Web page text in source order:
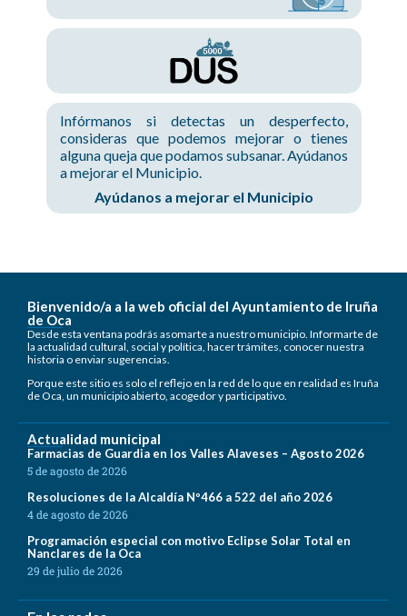
Infórmanos si detectas un desperfecto,
consideras que podemos mejorar o tienes
alguna queja que podamos subsanar. Ayúdanos
a mejorar el Municipio.
Ayúdanos a mejorar el Municipio
Bienvenido/a a la web oficial del Ayuntamiento de Iruña
de Oca
Desde esta ventana podrás asomarte a nuestro municipio. Informarte de
la actualidad cultural, social y política, hacer trámites, conocer nuestra
historia o enviar sugerencias.
Porque este sitio es solo el reflejo en la red de lo que en realidad es Iruña
de Oca, un municipio abierto, acogedor y participativo.
Actualidad municipal
Farmacias de Guardia en los Valles Alaveses – Agosto 2026
5 de agosto de 2026
Resoluciones de la Alcaldía Nº466 a 522 del año 2026
4 de agosto de 2026
Programación especial con motivo Eclipse Solar Total en
Nanclares de la Oca
29 de julio de 2026